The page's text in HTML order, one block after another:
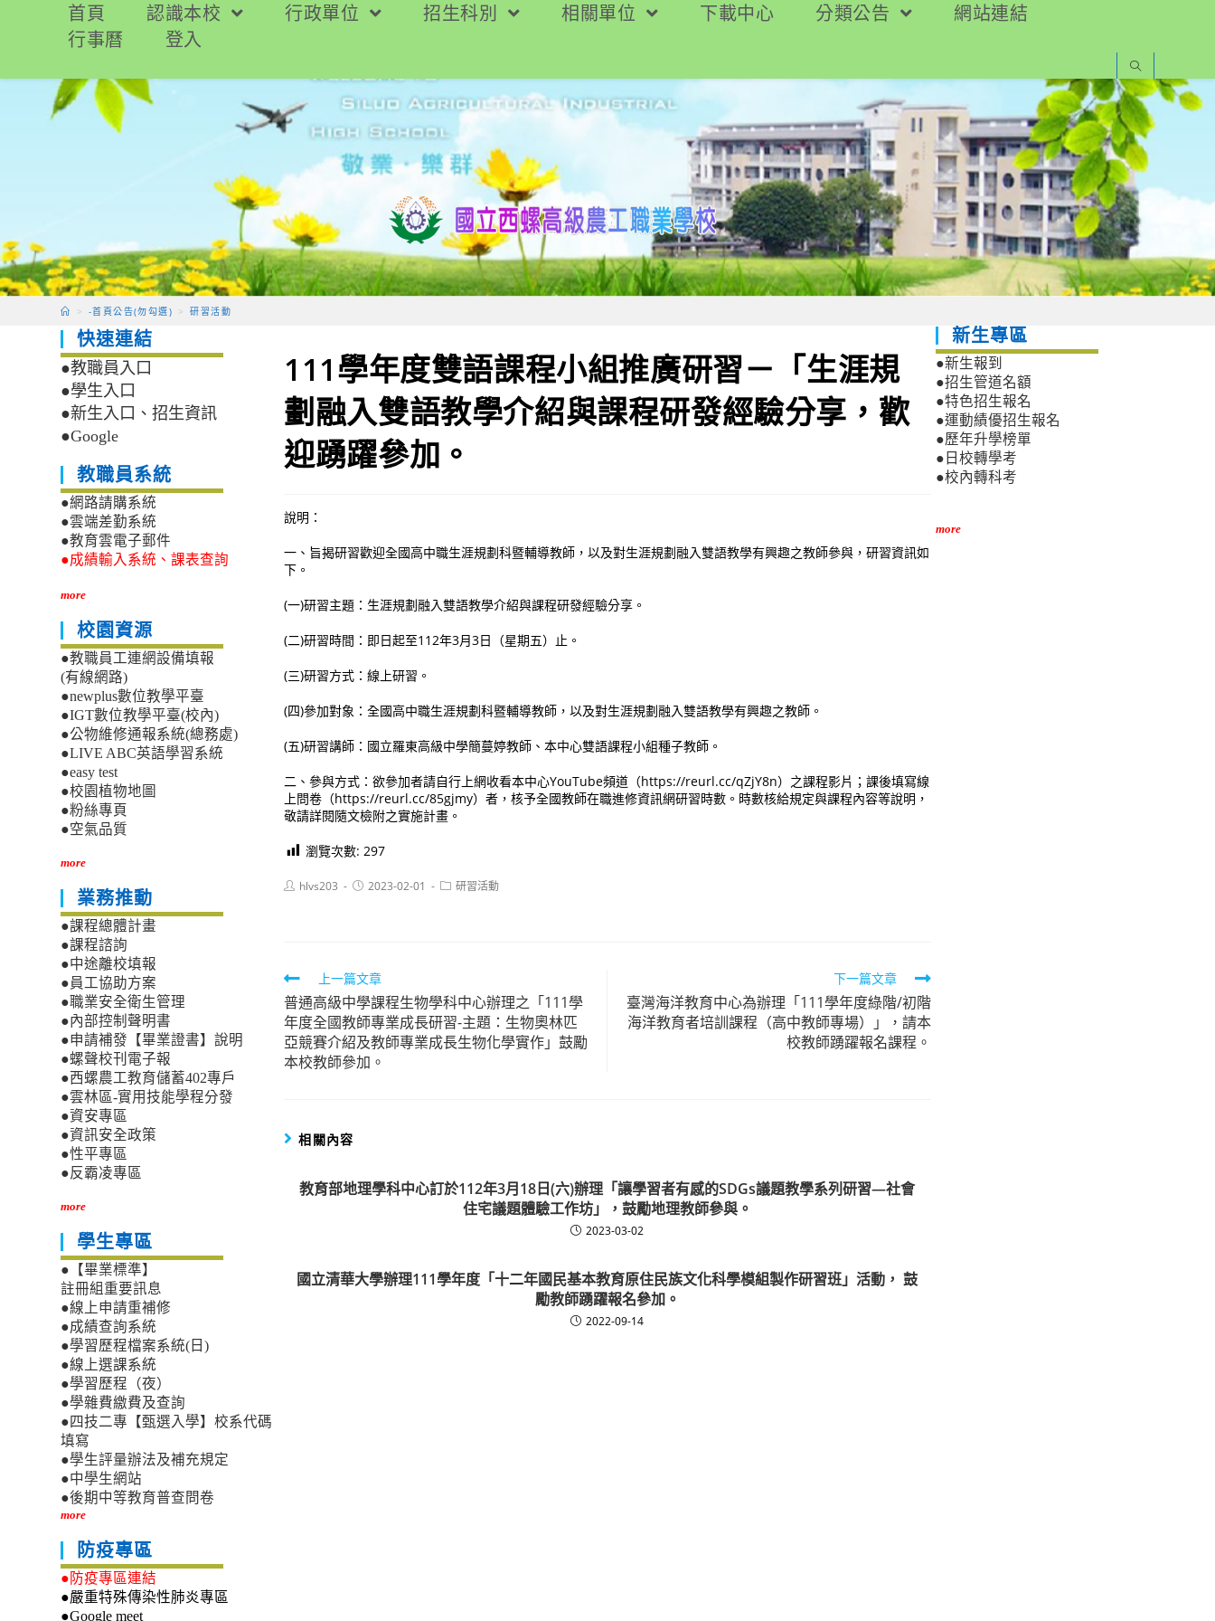
要
首頁 認識本校 行政單位 招生科別 相關單位 下載中心 分類公告
網站連結
行事曆
登入
> -首頁公告(勿勾選) > 研習活動
111學年度雙語課程小組推廣研習－「生涯規
劃融入雙語教學介紹與課程研發經驗分享，歡
迎踴躍參加。
說明：
一、旨揭研習歡迎全國高中職生涯規劃科暨輔導教師，以及對生涯規劃融入雙語教學有興趣之教師參與，研習資訊如
下。
(一)研習主題：生涯規劃融入雙語教學介紹與課程研發經驗分享。
(二)研習時間：即日起至112年3月3日（星期五）止。
(三)研習方式：線上研習。
(四)參加對象：全國高中職生涯規劃科暨輔導教師，以及對生涯規劃融入雙語教學有興趣之教師。
(五)研習講師：國立羅東高級中學簡蔓婷教師、本中心雙語課程小組種子教師。
二、參與方式：欲參加者請自行上網收看本中心YouTube頻道（https://reurl.cc/qZjY8n）之課程影片；課後填寫線
上問卷（https://reurl.cc/85gjmy）者，核予全國教師在職進修資訊網研習時數。時數核給規定與課程內容等說明，
敬請詳閱隨文檢附之實施計畫。
瀏覽次數: 297
Posthlvs203
Post2023-02-01
Post研習活動
Read
more
articles
上一篇文章
普通高級中學課程生物學科中心辦理之「111學
年度全國教師專業成長研習-主題：生物奧林匹
亞競賽介紹及教師專業成長生物化學實作」鼓勵
本校教師參加。
下一篇文章
臺灣海洋教育中心為辦理「111學年度綠階/初階
海洋教育者培訓課程（高中教師專場）」，請本
校教師踴躍報名課程。
相關內容
教育部地理學科中心訂於112年3月18日(六)辦理「讓學習者有感的SDGs議題教學系列研習—社會
住宅議題體驗工作坊」，鼓勵地理教師參與。
2023-03-02
國立清華大學辦理111學年度「十二年國民基本教育原住民族文化科學模組製作研習班」活動， 鼓
勵教師踴躍報名參加。
2022-09-14
快速連結
●教職員入口
●學生入口
●新生入口、招生資訊
●Google
教職員系統
●網路請購系統
●雲端差勤系統
●教育雲電子郵件
●成績輸入系統、課表查詢
more
校園資源
●教職員工連網設備填報
(有線網路)
●newplus數位教學平臺
●IGT數位教學平臺(校內)
●公物維修通報系統(總務處)
●LIVE ABC英語學習系統
●easy test
●校園植物地圖
●粉絲專頁
●空氣品質
more
業務推動
●課程總體計畫
●課程諮詢
●中途離校填報
●員工協助方案
●職業安全衛生管理
●內部控制聲明書
●申請補發【畢業證書】說明
●螺聲校刊電子報
●西螺農工教育儲蓄402專戶
●雲林區-實用技能學程分發
●資安專區
●資訊安全政策
●性平專區
●反霸凌專區
more
學生專區
●【畢業標準】
註冊組重要訊息
●線上申請重補修
●成績查詢系統
●學習歷程檔案系統(日)
●線上選課系統
●學習歷程（夜）
●學雜費繳費及查詢
●四技二專【甄選入學】校系代碼
填寫
●學生評量辦法及補充規定
●中學生網站
●後期中等教育普查問卷
more
防疫專區
●防疫專區連結
●嚴重特殊傳染性肺炎專區
●Google meet
新生專區
●新生報到
●招生管道名額
●特色招生報名
●運動績優招生報名
●歷年升學榜單
●日校轉學考
●校內轉科考
more